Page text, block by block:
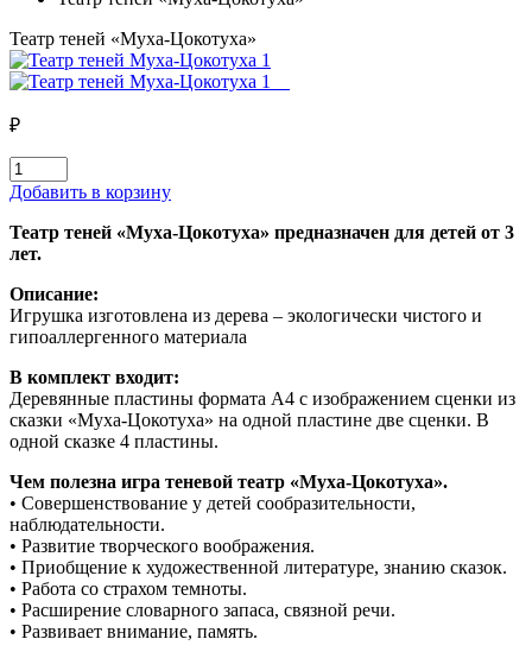
Театр теней «Муха-Цокотуха»
₽
Добавить в корзину
Театр теней «Муха-Цокотуха» предназначен для детей от 3
лет.
Описание:
Игрушка изготовлена из дерева – экологически чистого и
гипоаллергенного материала
В комплект входит:
Деревянные пластины формата А4 с изображением сценки из
сказки «Муха-Цокотуха» на одной пластине две сценки. В
одной сказке 4 пластины.
Чем полезна игра теневой театр «Муха-Цокотуха».
• Совершенствование у детей сообразительности,
наблюдательности.
• Развитие творческого воображения.
• Приобщение к художественной литературе, знанию сказок.
• Работа со страхом темноты.
• Расширение словарного запаса, связной речи.
• Развивает внимание, память.